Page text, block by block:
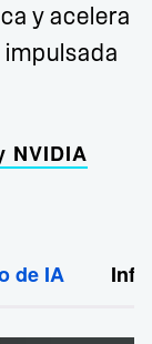
y acelera
NVIDIA
de IA